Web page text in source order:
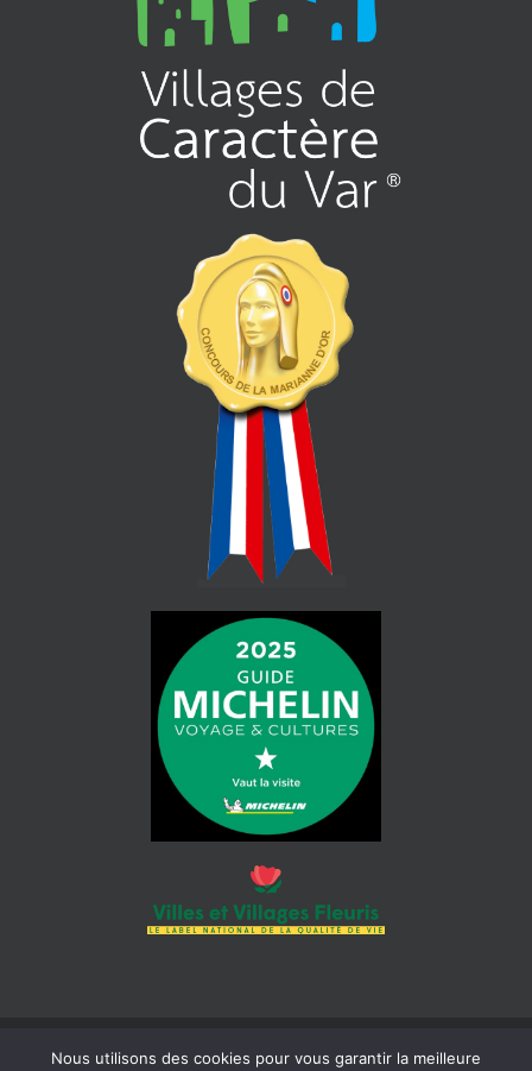
© 2026 Mairie de Cotignac | Tous droits réservés | Siret : 218 300
Nous utilisons des cookies pour vous garantir la meilleure